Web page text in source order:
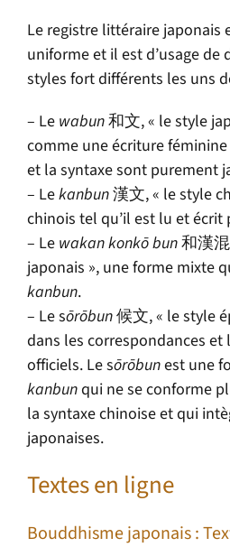
Le registre littéraire japonais
uniforme et il est d’usage de
styles fort différents les uns
– Le wabun和文, « le style
comme une écriture
et la syntaxe sont purement
– Lekanbun漢文, « le style
chinois tel qu’il est lu et écrit
– Le wakan konkōbun和漢混
japonais », une forme mixte
kanbun.
– Le sōrōbun候文, « le style
dans les correspondances et
officiels. Le sōrōbunest une
kanbunqui ne se conforme
la syntaxe chinoise et qui
japonaises.
Textes en ligne
Bouddhisme japonais :